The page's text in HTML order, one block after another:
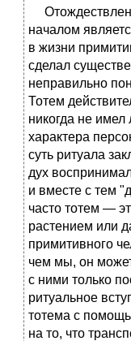
началом
в жизни
сделал
неправильно
Тотем
никогда не имел
характера
суть ритуала
дух
и вместе с тем
часто тотем —
растением или
примитивного
чем мы, он
с ними только
ритуальное
тотема с
на то, что